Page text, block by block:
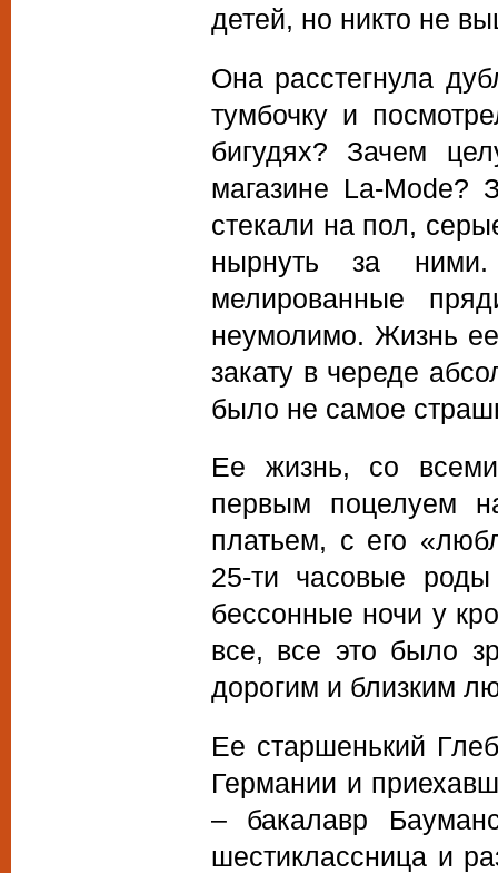
детей, но никто не
Она расстегнула
тумбочку и
бигудях? Зачем
магазине La-Mode?
стекали на пол,
нырнуть за
мелированные
неумолимо. Жизнь
закату в череде
было не самое
Ее жизнь, со
первым поцелуем
платьем, с его
25-ти часовые
бессонные ночи у
все, все это было
дорогим и близким
Ее старшенький
Германии и
– бакалавр
шестиклассница и